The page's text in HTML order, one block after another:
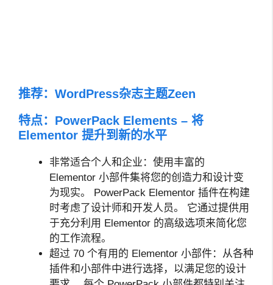
推荐： WordPress杂志主题Zeen
特点：PowerPack Elements – 将
Elementor 提升到新的水平
非常适合个人和企业：使用丰富的
Elementor 小部件集将您的创造力和设计变
为现实。 PowerPack Elementor 插件在构建
时考虑了设计师和开发人员。 它通过提供用
于充分利用 Elementor 的高级选项来简化您
的工作流程。
超过 70 个有用的 Elementor 小部件：从各种
插件和小部件中进行选择，以满足您的设计